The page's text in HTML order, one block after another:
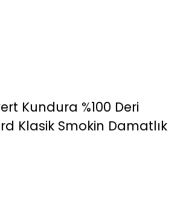
Kundura %100 Deri
Klasik Smokin Damatlık